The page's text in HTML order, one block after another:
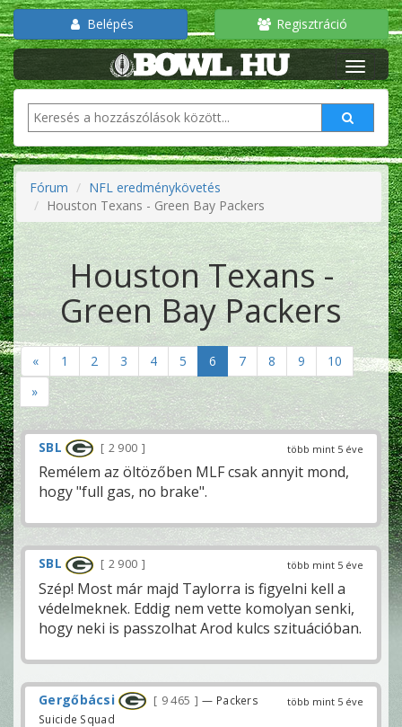
Belépés Regisztráció
Fórum
NFL eredménykövetés
Houston Texans - Green Bay Packers
Houston Texans -
Green Bay Packers
« 1 2 3 4 5 6 7 8 9
10
»
több mint 5 éve
SBL 2 900
Remélem az öltözőben MLF csak annyit mond,
hogy "full gas, no brake".
több mint 5 éve
SBL 2 900
Szép! Most már majd Taylorra is figyelni kell a
védelmeknek. Eddig nem vette komolyan senki,
hogy neki is passzolhat Arod kulcs szituációban.
több mint 5 éve
Gergőbácsi 9 465
— Packers
Suicide Squad